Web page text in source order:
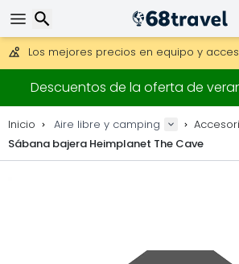
Envío DHL 1 día disponible.
30 días para devoluciones, 90 días
Los mejores precios en equipo y
Descuentos de la oferta de
Inicio Aire libre y camping
Sábana bajera Heimplanet The Cave
Buscar